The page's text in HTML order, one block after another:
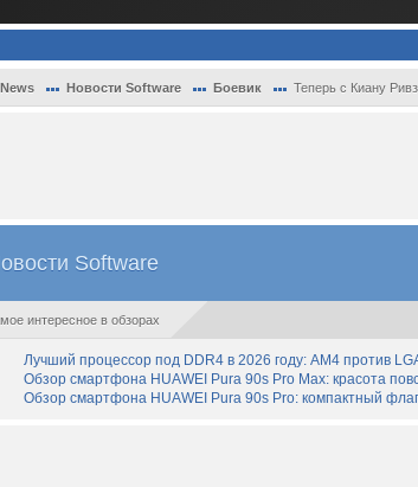
Новости Software Боевик Теперь с Киану
Software
интересное в обзорах
Лучший процессор под DDR4 в 2026 году: AM4 против
Обзор смартфона HUAWEI Pura 90s Pro Max: красота
Обзор смартфона HUAWEI Pura 90s Pro: компактный